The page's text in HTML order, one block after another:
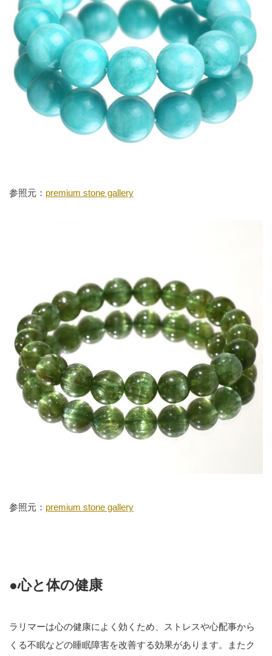
参照元： premium stone gallery
参照元： premium stone gallery
●心と体の健康
ラリマーは心の健康によく効くため、ストレスや心配事から
くる不眠などの睡眠障害を改善する効果があります。またク